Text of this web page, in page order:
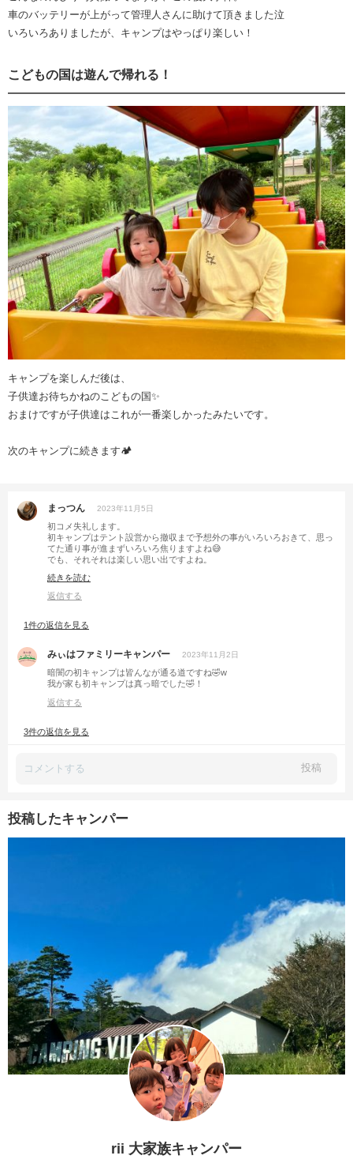
車のバッテリーが上がって管理人さんに助けて頂きました泣
いろいろありましたが、キャンプはやっぱり楽しい！
こどもの国は遊んで帰れる！
キャンプを楽しんだ後は、
子供達お待ちかねのこどもの国✨
おまけですが子供達はこれが一番楽しかったみたいです。
次のキャンプに続きます🏕
まっつん 2023年11月5日
初コメ失礼します。
初キャンプはテント設営から撤収まで予想外の事がいろいろおきて、思っ
てた通り事が進まずいろいろ焦りますよね😅
でも、それそれは楽しい思い出ですよね。
事を時間を贅沢に使って、楽しんで、また行きたいと思えればなによりで
す😄
続きを読む
返信する
1件の返信を見る
みぃはファミリーキャンパー 2023年11月2日
暗闇の初キャンプは皆んなが通る道ですね🤣w
我が家も初キャンプは真っ暗でした🤣！
返信する
3件の返信を見る
投稿
投稿したキャンパー
rii 大家族キャンパー